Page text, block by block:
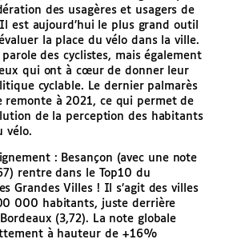
des usagères et usagers de
est aujourd’hui le plus grand outil
la place du vélo dans la ville.
des cyclistes, mais également
qui ont à cœur de donner leur
cyclable. Le dernier palmarès
remonte à 2021, ce qui permet de
de la perception des habitants
vélo.
: Besançon (avec une note
rentre dans le Top10 du
Grandes Villes ! Il s’agit des villes
000 habitants, juste derrière
(3,72). La note globale
à hauteur de +16%